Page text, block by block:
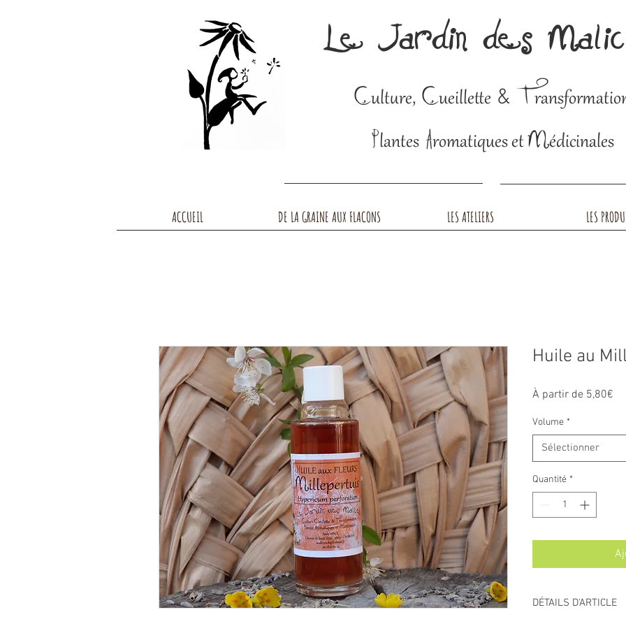
Le Jardin des
Culture, Cueillette & T
Plantes Aromatiques etMédicinales
ACCUEIL DE LA GRAINE AUX FLACONS LES ATELIERS LES
Huile au
À partir de 5,80€
Volume *
Sélectionner
Quantité *
DÉTAILS D'ARTICLE